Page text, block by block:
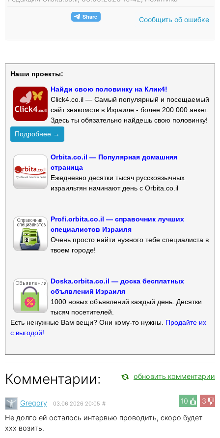
Сообщить об ошибке
Наши проекты:
Найди свою половинку на Клик4!
Click4.co.il — Самый популярный и посещаемый
сайт знакомств в Израиле - более 200 000 анкет.
Здесь ты обязательно найдешь свою половинку!
Подробнее →
Orbita.co.il — Популярная домашняя
страница
Ежедневно десятки тысяч русскоязычных
израильтян начинают день с Orbita.co.il
Profi.orbita.co.il — справочник лучших
специалистов Израиля
Очень просто найти нужного тебе специалиста в
твоем городе!
Doska.orbita.co.il — доска бесплатных
объявлений Израиля
1000 новых объявлений каждый день. Десятки
тысяч посетителей.
Есть ненужные Вам вещи? Они кому-то нужны. Продайте их
с выгодой!
Комментарии: обновить комментарии
10 3
Gregory 03.06.2026 20:05 #
Не долго ей осталось интервью проводить, скоро будет
xxx возить.